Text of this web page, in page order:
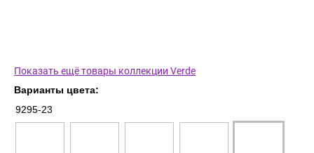
Показать ещё товары коллекции Verde
Варианты цвета:
9295-23